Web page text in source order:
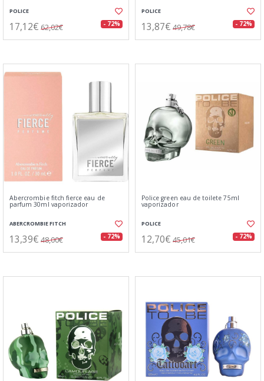
POLICE
17,12€ 62,02€ - 72%
POLICE
13,87€ 49,78€ - 72%
Abercrombie fitch fierce eau de
parfum 30ml vaporizador
ABERCROMBIE FITCH
13,39€ 48,00€ - 72%
Police green eau de toilete 75ml
vaporizador
POLICE
12,70€ 45,01€ - 72%